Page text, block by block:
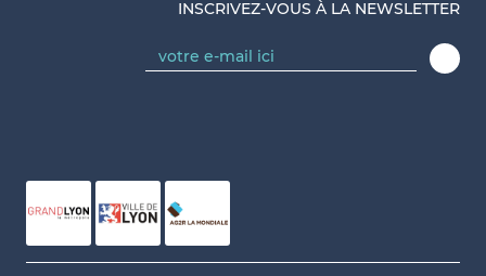
INSCRIVEZ-VOUS À LA NEWSLETTER